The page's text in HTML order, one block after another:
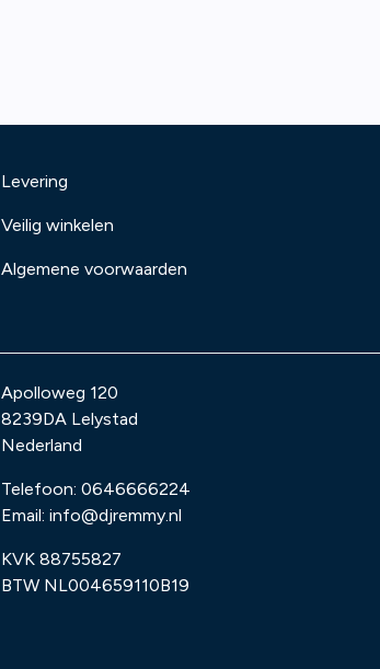
Levering
Veilig winkelen
Algemene voorwaarden
Apolloweg 120
8239DA Lelystad
Nederland
Telefoon: 0646666224
Email: info@djremmy.nl
KVK 88755827
BTW NL004659110B19